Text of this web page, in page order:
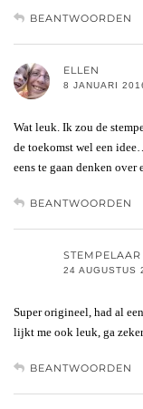
BEANTWOORDEN
ELLEN
8 JANUARI
Wat leuk. Ik zou de
de toekomst wel een
eens te gaan denken
BEANTWOORDEN
STEMPELAAR
24 AUGUSTUS
Super origineel, had al
lijkt me ook leuk, ga
BEANTWOORDEN